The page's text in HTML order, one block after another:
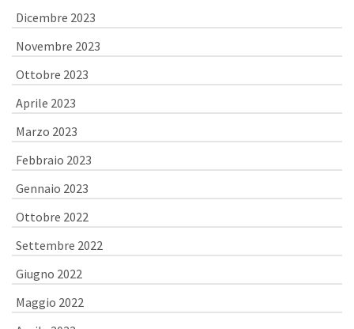
Dicembre 2023
Novembre 2023
Ottobre 2023
Aprile 2023
Marzo 2023
Febbraio 2023
Gennaio 2023
Ottobre 2022
Settembre 2022
Giugno 2022
Maggio 2022